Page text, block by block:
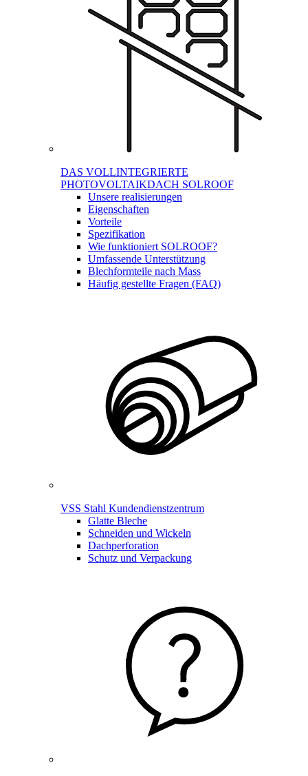
DAS VOLLINTEGRIERTE
PHOTOVOLTAIKDACH SOLROOF
Unsere realisierungen
Eigenschaften
Vorteile
Spezifikation
Wie funktioniert SOLROOF?
Umfassende Unterstützung
Blechformteile nach Mass
Häufig gestellte Fragen (FAQ)
VSS Stahl Kundendienstzentrum
Glatte Bleche
Schneiden und Wickeln
Dachperforation
Schutz und Verpackung